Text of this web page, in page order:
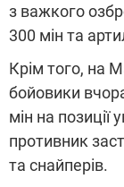
з важкого
300 мін та
Крім того, на
бойовики
мін на позиції
противник
та снайперів.